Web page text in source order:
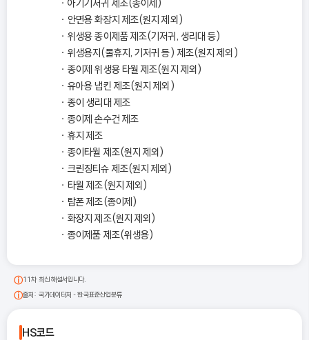
아기기저귀 제조(종이제)
안면용 화장지 제조(원지 제외)
위생용 종이제품 제조(기저귀, 생리대 등)
위생용지(물휴지, 기저귀 등) 제조(원지 제외)
종이제 위생용 타월 제조(원지 제외)
유아용 냅킨 제조(원지 제외)
종이 생리대 제조
종이제 손수건 제조
휴지 제조
종이타월 제조(원지 제외)
크린징티슈 제조(원지 제외)
타월 제조(원지 제외)
탐폰 제조(종이제)
화장지 제조(원지 제외)
종이제품 제조(위생용)
11차 최신 해설서입니다.
출처: 국가데이터처 - 한국표준산업분류
HS코드